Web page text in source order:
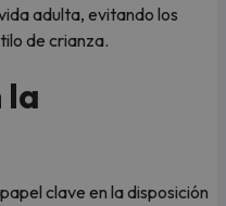
adulta, evitando los
de crianza.
la
clave en la disposición